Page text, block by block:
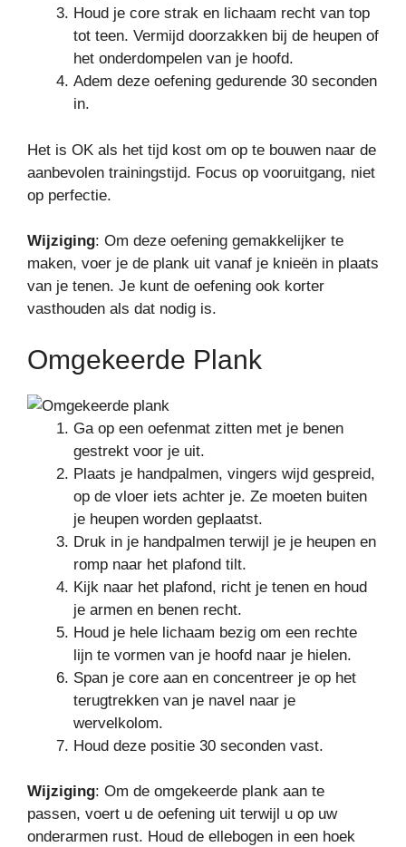
Houd je core strak en lichaam recht van top
tot teen. Vermijd doorzakken bij de heupen of
het onderdompelen van je hoofd.
Adem deze oefening gedurende 30 seconden
in.
Het is OK als het tijd kost om op te bouwen naar de
aanbevolen trainingstijd. Focus op vooruitgang, niet
op perfectie.
Wijziging: Om deze oefening gemakkelijker te
maken, voer je de plank uit vanaf je knieën in plaats
van je tenen. Je kunt de oefening ook korter
vasthouden als dat nodig is.
Omgekeerde Plank
Ga op een oefenmat zitten met je benen
gestrekt voor je uit.
Plaats je handpalmen, vingers wijd gespreid,
op de vloer iets achter je. Ze moeten buiten
je heupen worden geplaatst.
Druk in je handpalmen terwijl je je heupen en
romp naar het plafond tilt.
Kijk naar het plafond, richt je tenen en houd
je armen en benen recht.
Houd je hele lichaam bezig om een rechte
lijn te vormen van je hoofd naar je hielen.
Span je core aan en concentreer je op het
terugtrekken van je navel naar je
wervelkolom.
Houd deze positie 30 seconden vast.
Wijziging: Om de omgekeerde plank aan te
passen, voert u de oefening uit terwijl u op uw
onderarmen rust. Houd de ellebogen in een hoek